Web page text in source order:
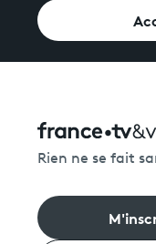
Rien ne se fait